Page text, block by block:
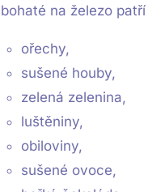
bohaté na železo
ořechy,
sušené houby,
zelená zelenina,
luštěniny,
obiloviny,
sušené ovoce,